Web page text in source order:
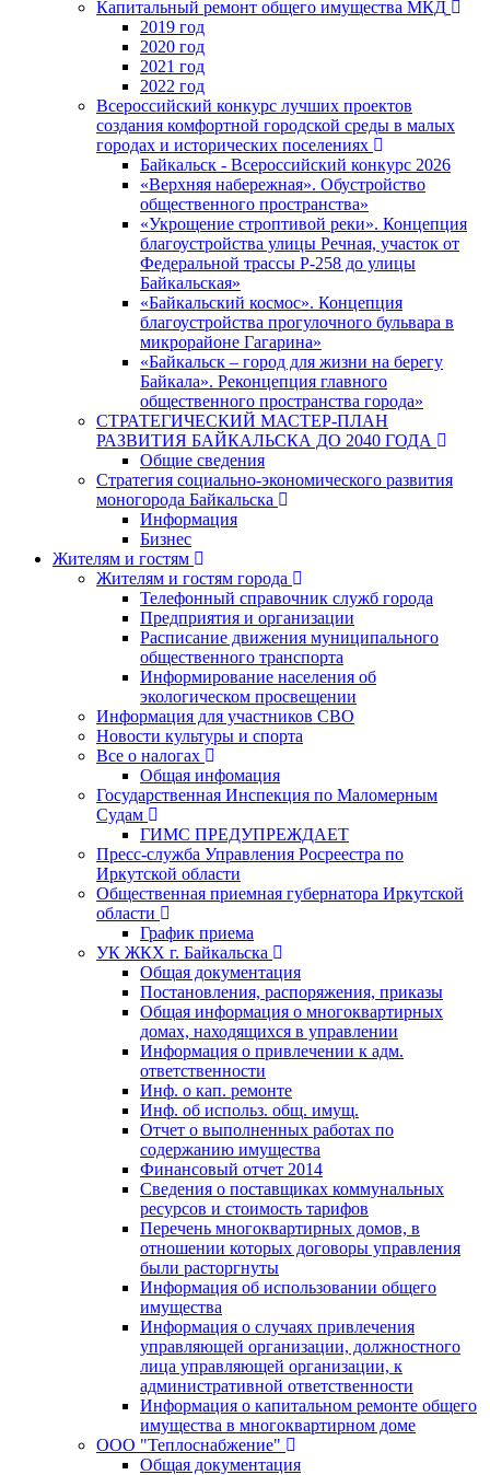
Капитальный ремонт общего имущества МКД
2019 год
2020 год
2021 год
2022 год
Всероссийский конкурс лучших проектов
создания комфортной городской среды в малых
городах и исторических поселениях
Байкальск - Всероссийский конкурс 2026
«Верхняя набережная». Обустройство
общественного пространства»
«Укрощение строптивой реки». Концепция
благоустройства улицы Речная, участок от
Федеральной трассы Р-258 до улицы
Байкальская»
«Байкальский космос». Концепция
благоустройства прогулочного бульвара в
микрорайоне Гагарина»
«Байкальск – город для жизни на берегу
Байкала». Реконцепция главного
общественного пространства города»
СТРАТЕГИЧЕСКИЙ МАСТЕР-ПЛАН
РАЗВИТИЯ БАЙКАЛЬСКА ДО 2040 ГОДА
Общие сведения
Стратегия социально-экономического развития
моногорода Байкальска
Информация
Бизнес
Жителям и гостям
Жителям и гостям города
Телефонный справочник служб города
Предприятия и организации
Расписание движения муниципального
общественного транспорта
Информирование населения об
экологическом просвещении
Информация для участников СВО
Новости культуры и спорта
Все о налогах
Общая инфомация
Государственная Инспекция по Маломерным
Судам
ГИМС ПРЕДУПРЕЖДАЕТ
Пресс-служба Управления Росреестра по
Иркутской области
Общественная приемная губернатора Иркутской
области
График приема
УК ЖКХ г. Байкальска
Общая документация
Постановления, распоряжения, приказы
Общая информация о многоквартирных
домах, находящихся в управлении
Информация о привлечении к адм.
ответственности
Инф. о кап. ремонте
Инф. об использ. общ. имущ.
Отчет о выполненных работах по
содержанию имущества
Финансовый отчет 2014
Сведения о поставщиках коммунальных
ресурсов и стоимость тарифов
Перечень многоквартирных домов, в
отношении которых договоры управления
были расторгнуты
Информация об использовании общего
имущества
Информация о случаях привлечения
управляющей организации, должностного
лица управляющей организации, к
административной ответственности
Информация о капитальном ремонте общего
имущества в многоквартирном доме
ООО "Теплоснабжение"
Общая документация